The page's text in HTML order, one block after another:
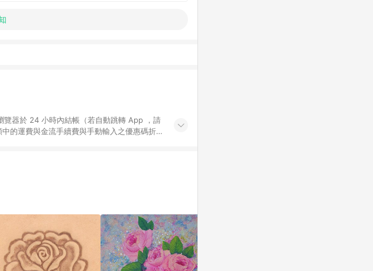
覽器於 24 小時內結帳（若自動跳轉 App ，請
的運費與金流手續費與手動輸入之優惠碼折
上才具贈點資格。 7. 點數將於出貨後 45 天
面後才首次下載 Pinkoi APP 並完成訂單，不